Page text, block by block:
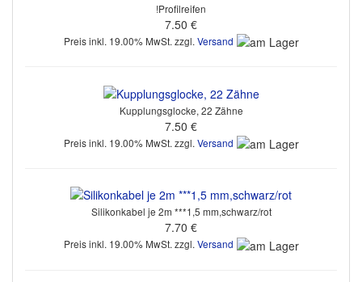
!Profilreifen
7.50 €
Preis inkl. 19.00% MwSt. zzgl. Versand
Kupplungsglocke, 22 Zähne
7.50 €
Preis inkl. 19.00% MwSt. zzgl. Versand
Silikonkabel je 2m ***1,5 mm,schwarz/rot
7.70 €
Preis inkl. 19.00% MwSt. zzgl. Versand